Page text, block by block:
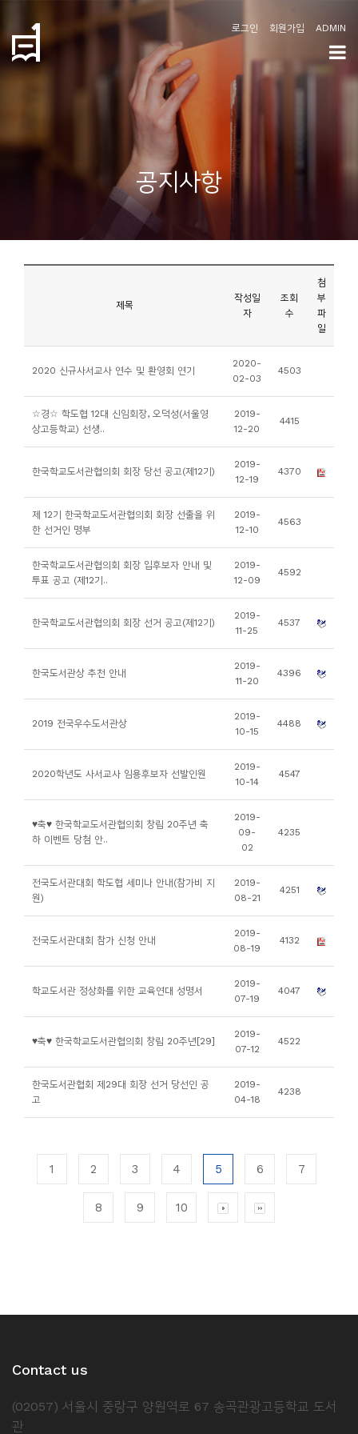
로그인 회원가입 ADMIN
공지사항
제목
작성일
자
조회
수
첨
부
파
일
2020 신규사서교사 연수 및 환영회 연기
2020-
02-03
4503
☆경☆ 학도협 12대 신임회장, 오덕성(서울영
상고등학교) 선생..
2019-
12-20
4415
한국학교도서관협의회 회장 당선 공고(제12기)
2019-
12-19
4370
제 12기 한국학교도서관협의회 회장 선출을 위
한 선거인 명부
2019-
12-10
4563
한국학교도서관협의회 회장 입후보자 안내 및
투표 공고 (제12기..
2019-
12-09
4592
한국학교도서관협의회 회장 선거 공고(제12기)
2019-
11-25
4537
한국도서관상 추천 안내
2019-
11-20
4396
2019 전국우수도서관상
2019-
10-15
4488
2020학년도 사서교사 임용후보자 선발인원
2019-
10-14
4547
♥축♥ 한국학교도서관협의회 창립 20주년 축
하 이벤트 당첨 안..
2019-
09-
02
4235
전국도서관대회 학도협 세미나 안내(참가비 지
원)
2019-
08-21
4251
전국도서관대회 참가 신청 안내
2019-
08-19
4132
학교도서관 정상화를 위한 교육연대 성명서
2019-
07-19
4047
♥축♥ 한국학교도서관협의회 창립 20주년[29]
2019-
07-12
4522
한국도서관협회 제29대 회장 선거 당선인 공
고
2019-
04-18
4238
1 2 3 4 5 6 7
8 9 10
Contact us
(02057) 서울시 중랑구 양원역로 67 송곡관광고등학교 도서
관
지
사
티
진
책
개